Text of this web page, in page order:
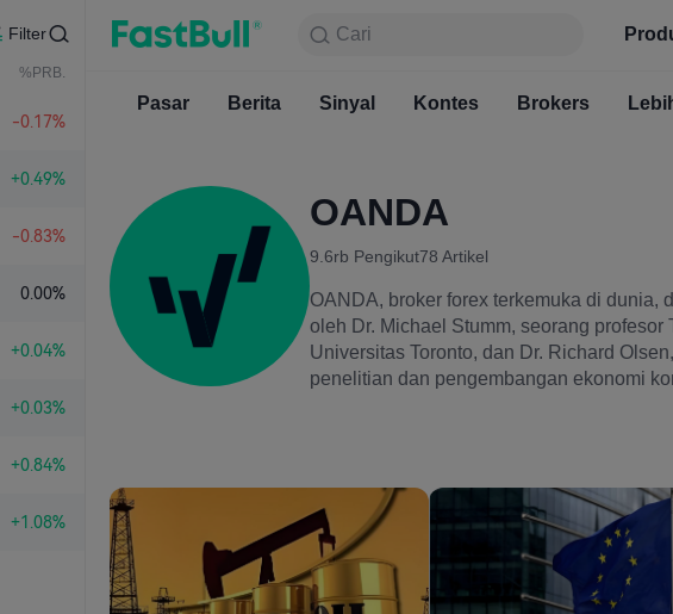
Filter
%PRB.
-0.17%
+0.49%
-0.83%
0.00%
+0.04%
+0.03%
+0.84%
+1.08%
Cari
Pasar Berita Sinyal
Cari
Gratis
Pasar Berita Sinyal Kontes Brokers
OANDA
9.6rb Pengikut78 Artikel
OANDA, broker forex terkemuka di dunia,
oleh Dr. Michael Stumm, seorang profesor
Universitas Toronto, dan Dr. Richard
penelitian dan pengembangan ekonomi